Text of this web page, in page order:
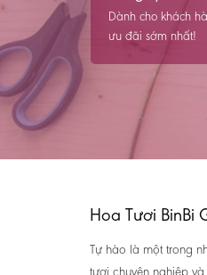
Dành cho khách
ưu đãi sớm nhất!
Hoa Tươi BinBi
Tự hào là một trong
tươi chuyên nghiệp